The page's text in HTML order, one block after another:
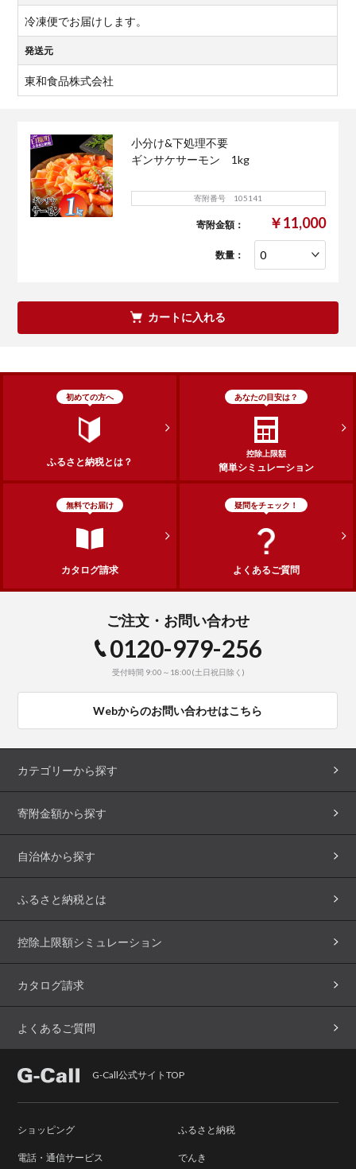
冷凍便でお届けします。
発送元
東和食品株式会社
小分け&下処理不要
ギンサケサーモン 1kg
寄附番号 105141
寄附金額： ￥11,000
数量：
カートに入れる
初めての方へ
ふるさと納税とは？
あなたの目安は？
控除上限額
簡単シミュレーション
無料でお届け
カタログ請求
疑問をチェック！
よくあるご質問
ご注文・お問い合わせ
0120-979-256
受付時間 9:00～18:00(土日祝日除く)
Webからのお問い合わせはこちら
カテゴリーから探す
寄附金額から探す
自治体から探す
ふるさと納税とは
控除上限額シミュレーション
カタログ請求
よくあるご質問
G-Call公式サイトTOP
ショッピング ふるさと納税
電話・通信サービス でんき